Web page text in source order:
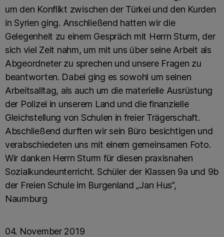
um den Konflikt zwischen der Türkei und den Kurden
in Syrien ging. Anschließend hatten wir die
Gelegenheit zu einem Gespräch mit Herrn Sturm, der
sich viel Zeit nahm, um mit uns über seine Arbeit als
Abgeordneter zu sprechen und unsere Fragen zu
beantworten. Dabei ging es sowohl um seinen
Arbeitsalltag, als auch um die materielle Ausrüstung
der Polizei in unserem Land und die finanzielle
Gleichstellung von Schulen in freier Trägerschaft.
Abschließend durften wir sein Büro besichtigen und
verabschiedeten uns mit einem gemeinsamen Foto.
Wir danken Herrn Sturm für diesen praxisnahen
Sozialkundeunterricht. Schüler der Klassen 9a und 9b
der Freien Schule im Burgenland „Jan Hus“,
Naumburg
04. November 2019